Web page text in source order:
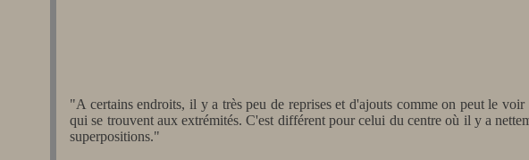
"A certains endroits, il y a très peu de reprises et d'ajouts comme on peut le voir
qui se trouvent aux extrémités. C'est différent pour celui du centre où il y a
superpositions."